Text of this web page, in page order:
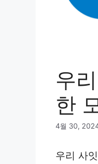
우
한
4월 30,
우리 사